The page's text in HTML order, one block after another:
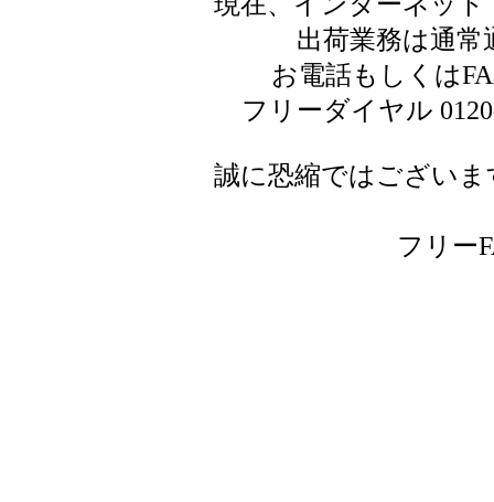
出荷業務は通
お電話もしくは
フリーダイヤル
誠に恐縮ではござい
フリー